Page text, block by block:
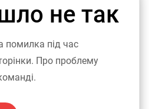
не так
помилка під час
Про проблему